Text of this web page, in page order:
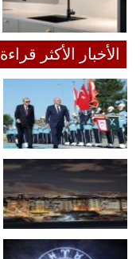
الأخبار الأكثر قراءة